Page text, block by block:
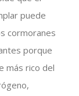
puede
cormoranes
porque
más rico del